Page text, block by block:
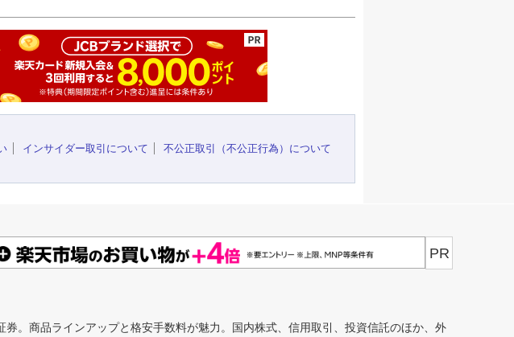
インサイダー取引について
不公正取引（不公正行為）について
PR
。商品ラインアップと格安手数料が魅力。国内株式、信用取引、投資信託のほか、外